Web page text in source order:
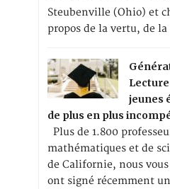
Steubenville (Ohio) et
propos de la vertu, de
jeunes
de plus en plus
Plus de 1.800
mathématiques et de
de Californie, nous
ont signé récemment